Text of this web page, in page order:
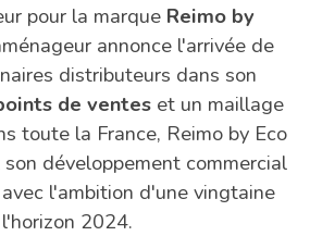
pour la marque Reimo by
annonce l'arrivée de
distributeurs dans son
de ventes et un maillage
toute la France, Reimo by Eco
développement commercial
l'ambition d'une vingtaine
2024.